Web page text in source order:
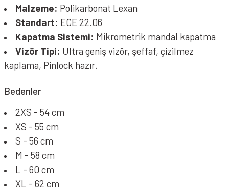
Malzeme: Polikarbonat Lexan
Standart: ECE 22.06
Kapatma Sistemi: Mikrometrik mandal kapatma
Vizör Tipi: Ultra geniş vizör, şeffaf, çizilmez
kaplama, Pinlock hazır.
Bedenler
2XS - 54 cm
XS - 55 cm
S - 56 cm
M - 58 cm
L - 60 cm
XL - 62 cm